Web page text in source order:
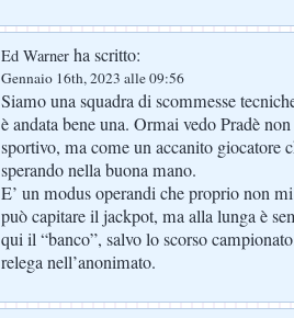
Ed Warner ha scritto:
Gennaio 16th, 2023 alle 09:56
Siamo una squadra di scommesse
è andata bene una. Ormai vedo Pradè
sportivo, ma come un accanito giocatore
sperando nella buona mano.
E’ un modus operandi che proprio non
può capitare il jackpot, ma alla lunga è
qui il “banco”, salvo lo scorso
relega nell’anonimato.